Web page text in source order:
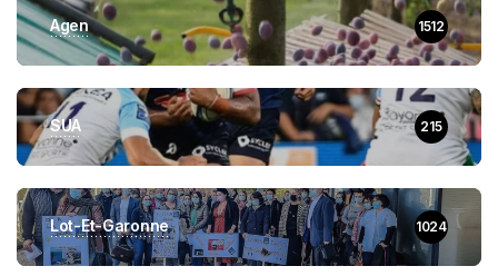
Agen 1512
SUA 215
Lot-Et-Garonne 1024